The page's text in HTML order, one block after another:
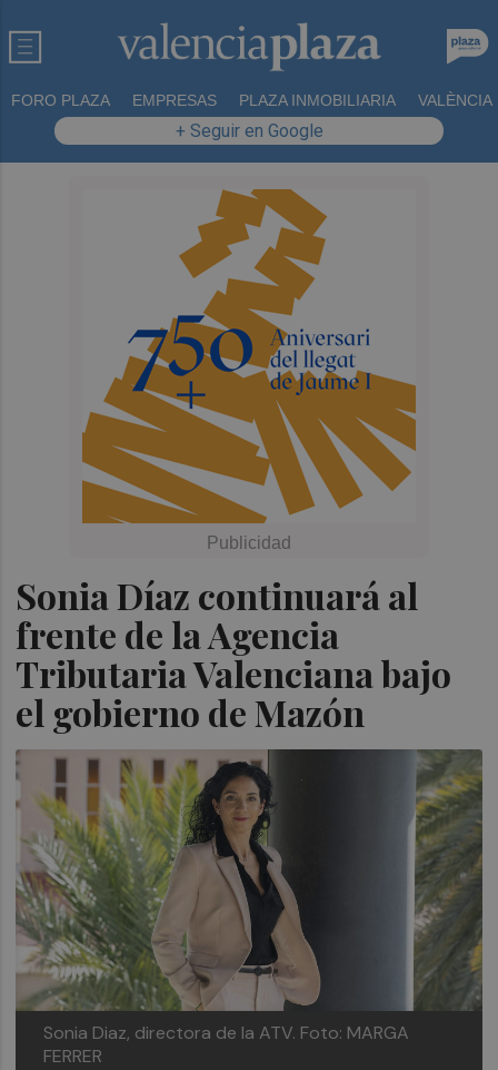
FORO PLAZA EMPRESAS PLAZA INMOBILIARIA VALÈNCIA
+ Seguir en Google
Sonia Díaz continuará al
frente de la Agencia
Tributaria Valenciana bajo
el gobierno de Mazón
Sonia Diaz, directora de la ATV. Foto: MARGA
FERRER